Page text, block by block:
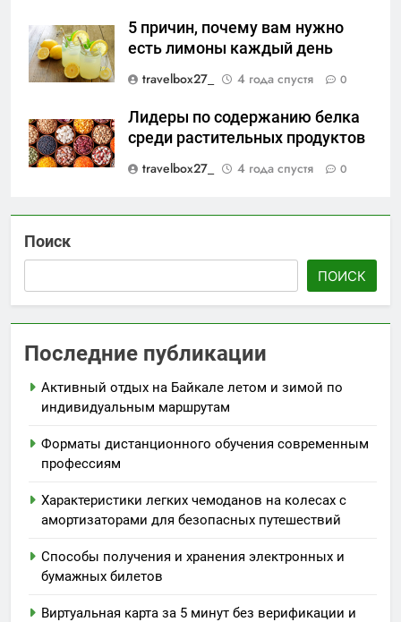
5 причин, почему вам нужно
есть лимоны каждый день
travelbox27_
4 года спустя 0
Лидеры по содержанию белка
среди растительных продуктов
travelbox27_
4 года спустя 0
Поиск
ПОИСК
Последние публикации
Активный отдых на Байкале летом и зимой по
индивидуальным маршрутам
Форматы дистанционного обучения современным
профессиям
Характеристики легких чемоданов на колесах с
амортизаторами для безопасных путешествий
Способы получения и хранения электронных и
бумажных билетов
Виртуальная карта за 5 минут без верификации и